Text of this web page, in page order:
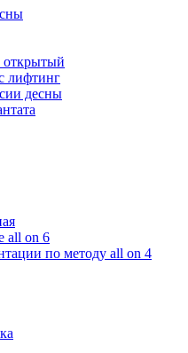
лифтинг
десны
all on 6
по методу all on 4